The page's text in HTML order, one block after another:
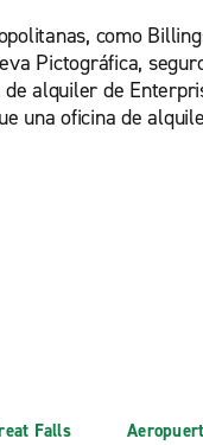
como
Pictográfica,
alquiler de
una oficina de
Falls